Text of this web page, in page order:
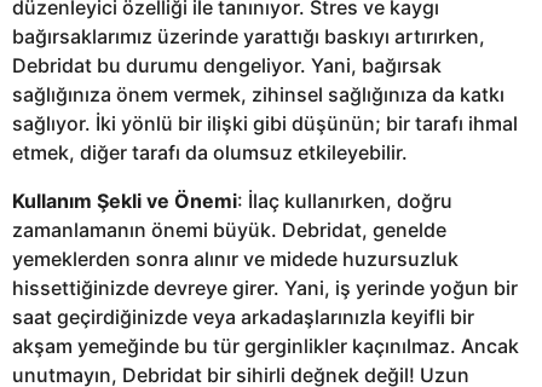
düzenleyici özelliği ile tanınıyor. Stres ve kaygı
bağırsaklarımız üzerinde yarattığı baskıyı artırırken,
Debridat bu durumu dengeliyor. Yani, bağırsak
sağlığınıza önem vermek, zihinsel sağlığınıza da katkı
sağlıyor. İki yönlü bir ilişki gibi düşünün; bir tarafı ihmal
etmek, diğer tarafı da olumsuz etkileyebilir.
Kullanım Şekli ve Önemi: İlaç kullanırken, doğru
zamanlamanın önemi büyük. Debridat, genelde
yemeklerden sonra alınır ve midede huzursuzluk
hissettiğinizde devreye girer. Yani, iş yerinde yoğun bir
saat geçirdiğinizde veya arkadaşlarınızla keyifli bir
akşam yemeğinde bu tür gerginlikler kaçınılmaz. Ancak
unutmayın, Debridat bir sihirli değnek değil! Uzun